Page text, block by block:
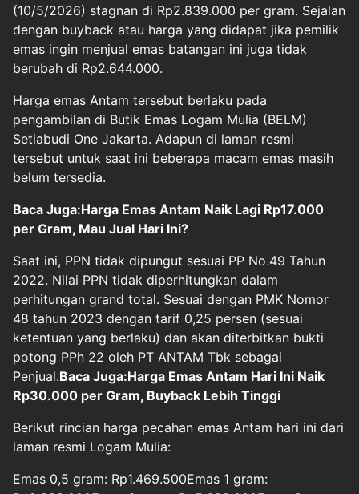
(10/5/2026) stagnan di Rp2.839.000 per gram. Sejalan
dengan buyback atau harga yang didapat jika pemilik
emas ingin menjual emas batangan ini juga tidak
berubah di Rp2.644.000.
Harga emas Antam tersebut berlaku pada
pengambilan di Butik Emas Logam Mulia (BELM)
Setiabudi One Jakarta. Adapun di laman resmi
tersebut untuk saat ini beberapa macam emas masih
belum tersedia.
Baca Juga:Harga Emas Antam Naik Lagi Rp17.000
per Gram, Mau Jual Hari Ini?
Saat ini, PPN tidak dipungut sesuai PP No.49 Tahun
2022. Nilai PPN tidak diperhitungkan dalam
perhitungan grand total. Sesuai dengan PMK Nomor
48 tahun 2023 dengan tarif 0,25 persen (sesuai
ketentuan yang berlaku) dan akan diterbitkan bukti
potong PPh 22 oleh PT ANTAM Tbk sebagai
Penjual.Baca Juga:Harga Emas Antam Hari Ini Naik
Rp30.000 per Gram, Buyback Lebih Tinggi
Berikut rincian harga pecahan emas Antam hari ini dari
laman resmi Logam Mulia:
Emas 0,5 gram: Rp1.469.500Emas 1 gram: